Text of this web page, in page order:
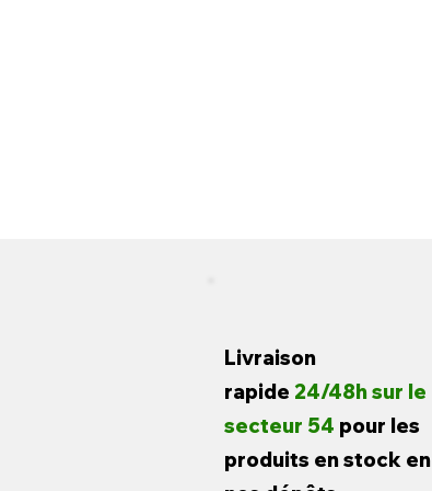
Livraison
rapide 24/48h sur le
secteur 54 pour les
produits en stock en